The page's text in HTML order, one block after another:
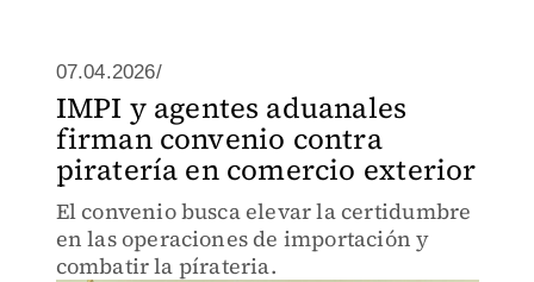
07.04.2026/
IMPI y agentes aduanales
firman convenio contra
piratería en comercio exterior
El convenio busca elevar la certidumbre
en las operaciones de importación y
combatir la pírateria.